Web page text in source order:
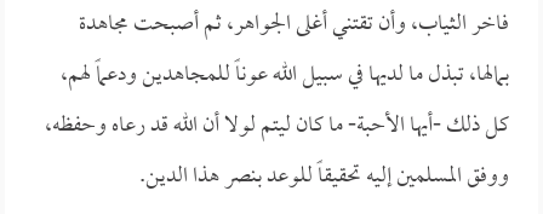
فاخر الثياب، وأن تقتني أغلى الجواهر، ثم أصبحت مجاهدة
بمالها، تبذل ما لديها في سبيل الله عوناً للمجاهدين ودعماً لهم،
كل ذلك -أيها الأحبة- ما كان ليتم لولا أن الله قد رعاه وحفظه،
ووفق المسلمين إليه تحقيقاً للوعد بنصر هذا الدين.